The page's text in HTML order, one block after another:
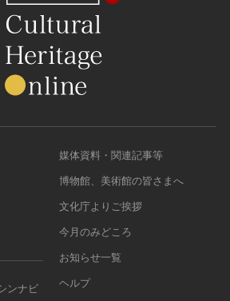
ンナビ
媒体資料・関連記事等
博物館、美術館の皆さまへ
文化庁よりご挨拶
今月のみどころ
お知らせ一覧
ヘルプ